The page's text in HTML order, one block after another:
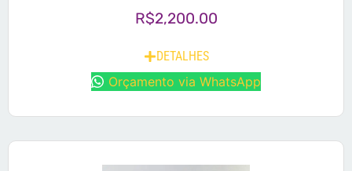
R$2,200.00
DETALHES
Orçamento via WhatsApp